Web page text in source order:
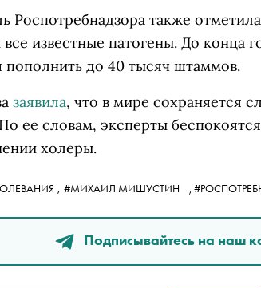
Роспотребнадзора также
известные патогены. До конца
пополнить до 40 тысяч штаммов.
заявила, что в мире сохраняется
ее словам, эксперты
холеры.
, #МИХАИЛ МИШУСТИН ,
Подписывайтесь на наш